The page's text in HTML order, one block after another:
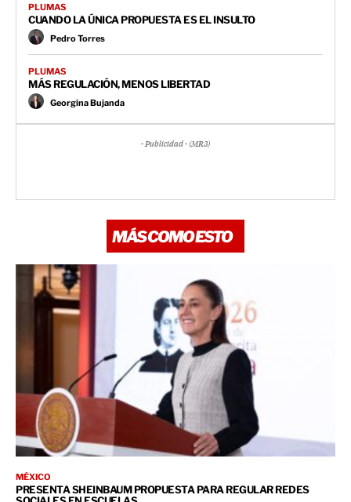
PLUMAS
CUANDO LA ÚNICA PROPUESTA ES EL INSULTO
Pedro Torres
PLUMAS
MÁS REGULACIÓN, MENOS LIBERTAD
Georgina Bujanda
- Publicidad - (MR3)
MÁS COMO ESTO
MÉXICO
PRESENTA SHEINBAUM PROPUESTA PARA REGULAR REDES